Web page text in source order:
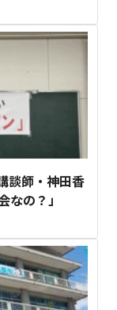
談師・神田香
の？」